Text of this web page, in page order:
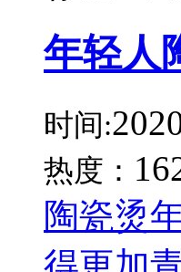
年轻人
时间:
热度：
陶瓷烫